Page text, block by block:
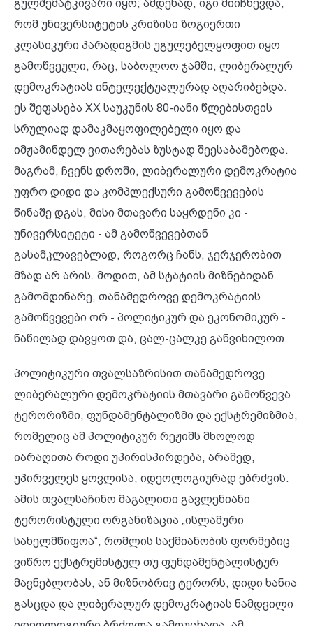
გულშემატკივარი იყო; ამდენად, იგი მიიჩნევდა,
რომ უნივერსიტეტის კრიზისი ზოგიერთი
კლასიკური პარადიგმის უგულებელყოფით იყო
გამოწვეული, რაც, საბოლოო ჯამში, ლიბერალურ
დემოკრატიას ინტელექტუალურად აღარიბებდა.
ეს შეფასება XX საუკუნის 80-იანი წლებისთვის
სრულიად დამაკმაყოფილებელი იყო და
იმჟამინდელ ვითარებას ზუსტად შეესაბამებოდა.
მაგრამ, ჩვენს დროში, ლიბერალური დემოკრატია
უფრო დიდი და კომპლექსური გამოწვევების
წინაშე დგას, მისი მთავარი საყრდენი კი -
უნივერსიტეტი - ამ გამოწვევებთან
გასამკლავებლად, როგორც ჩანს, ჯერჯერობით
მზად არ არის. მოდით, ამ სტატიის მიზნებიდან
გამომდინარე, თანამედროვე დემოკრატიის
გამოწვევები ორ - პოლიტიკურ და ეკონომიკურ -
ნაწილად დავყოთ და, ცალ-ცალკე განვიხილოთ.
პოლიტიკური თვალსაზრისით თანამედროვე
ლიბერალური დემოკრატიის მთავარი გამოწვევა
ტერორიზმი, ფუნდამენტალიზმი და ექსტრემიზმია,
რომელიც ამ პოლიტიკურ რეჟიმს მხოლოდ
იარაღითა როდი უპირისპირდება, არამედ,
უპირველეს ყოვლისა, იდეოლოგიურად ებრძვის.
ამის თვალსაჩინო მაგალითი გავლენიანი
ტერორისტული ორგანიზაცია „ისლამური
სახელმწიფოა“, რომლის საქმიანობის ფორმებიც
ვიწრო ექსტრემისტულ თუ ფუნდამენტალისტურ
მავნებლობას, ან მიზნობრივ ტერორს, დიდი ხანია
გასცდა და ლიბერალურ დემოკრატიას ნამდვილი